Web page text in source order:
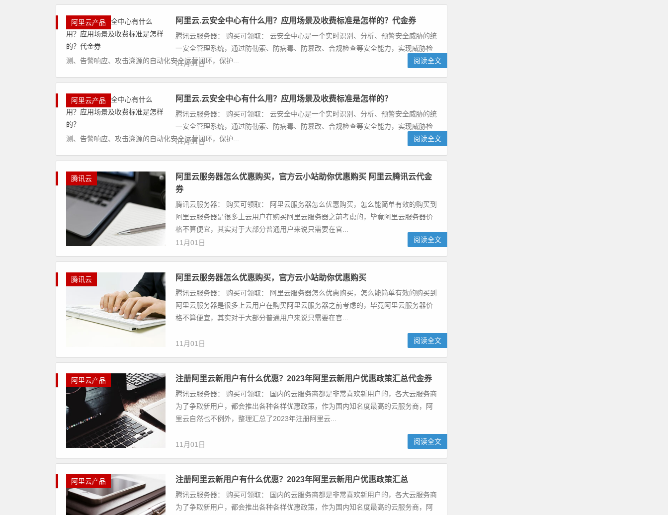
阿里云产品 阿里云.云安全中心有什么用？应用场景及收费标准是怎样的？代金券
腾讯云服务器： 购买可领取： 云安全中心是一个实时识别、分析、预警安全威胁的统
一安全管理系统，通过防勒索、防病毒、防篡改、合规检查等安全能力，实现威胁检
测、告警响应、攻击溯源的自动化安全运营闭环，保护...
01月31日 阅读全文
阿里云产品 阿里云.云安全中心有什么用？应用场景及收费标准是怎样的？
腾讯云服务器： 购买可领取： 云安全中心是一个实时识别、分析、预警安全威胁的统
一安全管理系统，通过防勒索、防病毒、防篡改、合规检查等安全能力，实现威胁检
测、告警响应、攻击溯源的自动化安全运营闭环，保护...
01月31日 阅读全文
腾讯云
阿里云服务器怎么优惠购买，官方云小站助你优惠购买 阿里云腾讯云代金
券
腾讯云服务器： 购买可领取： 阿里云服务器怎么优惠购买，怎么能简单有效的购买到
阿里云服务器是很多上云用户在购买阿里云服务器之前考虑的，毕竟阿里云服务器价
格不算便宜，其实对于大部分普通用户来说只需要在官...
11月01日
阅读全文
腾讯云 阿里云服务器怎么优惠购买，官方云小站助你优惠购买
腾讯云服务器： 购买可领取： 阿里云服务器怎么优惠购买，怎么能简单有效的购买到
阿里云服务器是很多上云用户在购买阿里云服务器之前考虑的，毕竟阿里云服务器价
格不算便宜，其实对于大部分普通用户来说只需要在官...
11月01日 阅读全文
阿里云产品 注册阿里云新用户有什么优惠？2023年阿里云新用户优惠政策汇总代金券
腾讯云服务器： 购买可领取： 国内的云服务商都是非常喜欢新用户的，各大云服务商
为了争取新用户，都会推出各种各样优惠政策，作为国内知名度最高的云服务商，阿
里云自然也不例外，整理汇总了2023年注册阿里云...
11月01日 阅读全文
阿里云产品 注册阿里云新用户有什么优惠？2023年阿里云新用户优惠政策汇总
腾讯云服务器： 购买可领取： 国内的云服务商都是非常喜欢新用户的，各大云服务商
为了争取新用户，都会推出各种各样优惠政策，作为国内知名度最高的云服务商，阿